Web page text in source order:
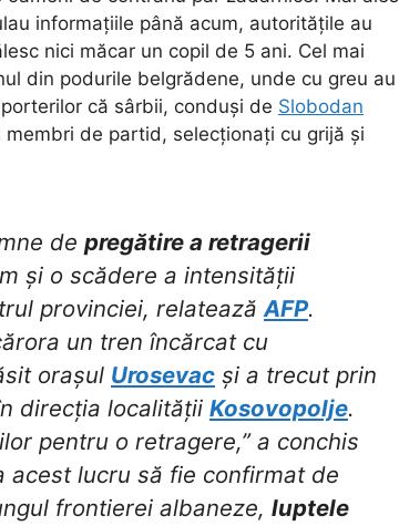
informațiile până acum, autoritățile au
nici măcar un copil de 5 ani. Cel mai
din podurile belgrădene, unde cu greu au
că sârbii, conduși de Slobodan
membri de partid, selecționați cu grijă și
de pregătire a retragerii
și o scădere a intensității
provinciei, relateazăAFP.
un tren încărcat cu
orașul Urosevac și a trecut prin
direcția localității Kosovopolje.
pentru o retragere,” a conchis
acest lucru să fie confirmat de
frontierei albaneze, luptele